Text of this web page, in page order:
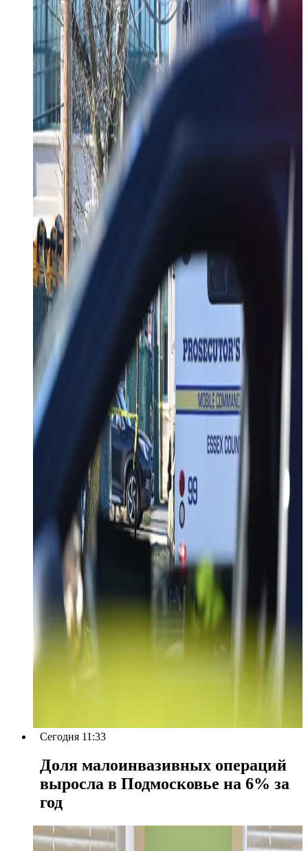
Сегодня 11:33
Доля малоинвазивных операций
выросла в Подмосковье на 6% за
год